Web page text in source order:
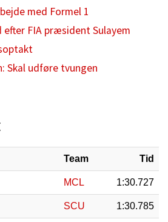
med Formel 1
FIA præsident Sulayem
Skal udføre tvungen
Team Tid
MCL 1:30.727
SCU 1:30.785